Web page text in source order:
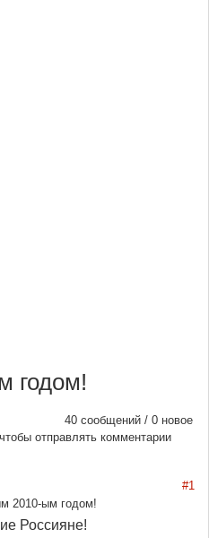
годом!
40 сообщений / 0 новое
отправлять комментарии
#1
2010-ым годом!
Россияне!